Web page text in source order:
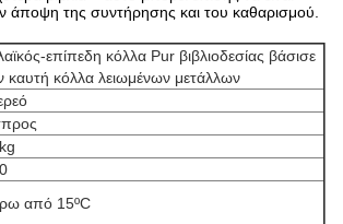
της συντήρησης και του καθαρισμού.
επίπεδη κόλλα Pur βιβλιοδεσίας βάσισε
καυτή κόλλα λειωμένων μετάλλων
από 15ºC